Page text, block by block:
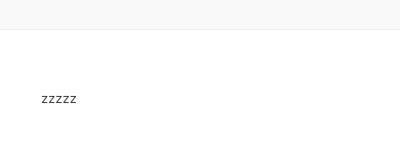
zzzzz